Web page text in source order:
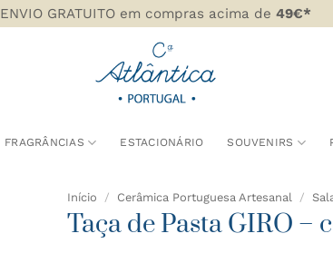
ENVIO GRATUITO em compras acima de 49€*
FRAGRÂNCIAS ESTACIONÁRIO SOUVENIRS
Início / Cerâmica Portuguesa Artesanal /
Taça de Pasta GIRO –